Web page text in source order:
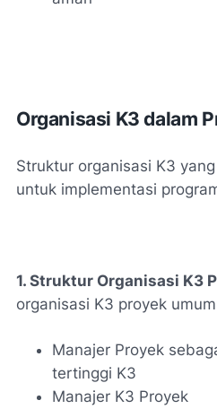
Organisasi K3 dalam
Struktur organisasi K3
untuk implementasi
1. Struktur Organisasi K3
organisasi K3 proyek
Manajer Proyek
tertinggi K3
Manajer K3 Proyek